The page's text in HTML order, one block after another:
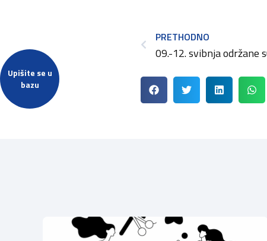
Upišite se u
bazu
PRETHODNO